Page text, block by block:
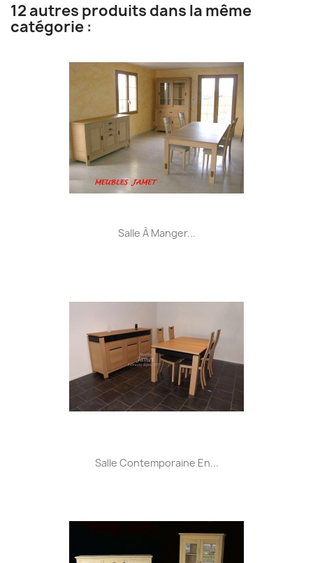
12 autres produits dans la même
catégorie :
Salle À Manger...
Salle Contemporaine En...